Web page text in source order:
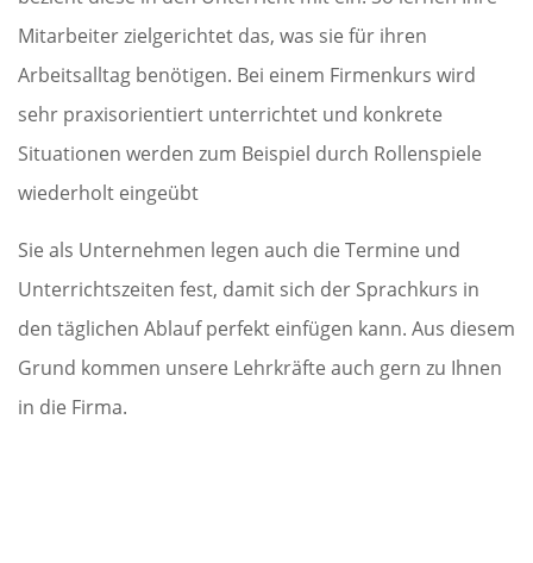
Mitarbeiter zielgerichtet das, was sie für ihren
Arbeitsalltag benötigen. Bei einem Firmenkurs wird
sehr praxisorientiert unterrichtet und konkrete
Situationen werden zum Beispiel durch Rollenspiele
wiederholt eingeübt
Sie als Unternehmen legen auch die Termine und
Unterrichtszeiten fest, damit sich der Sprachkurs in
den täglichen Ablauf perfekt einfügen kann. Aus diesem
Grund kommen unsere Lehrkräfte auch gern zu Ihnen
in die Firma.